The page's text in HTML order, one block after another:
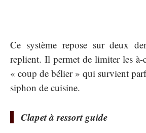
Ce système repose sur deux
replient. Il permet de limiter les à-
« coup de bélier » qui survient
siphon de cuisine.
Clapet à ressort guide